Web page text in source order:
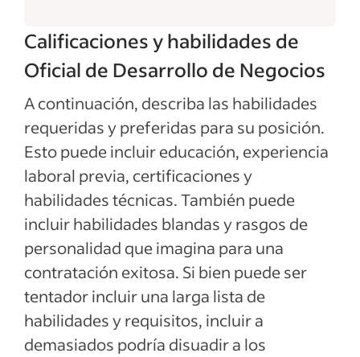
Calificaciones y habilidades de
Oficial de Desarrollo de Negocios
A continuación, describa las habilidades
requeridas y preferidas para su posición.
Esto puede incluir educación, experiencia
laboral previa, certificaciones y
habilidades técnicas. También puede
incluir habilidades blandas y rasgos de
personalidad que imagina para una
contratación exitosa. Si bien puede ser
tentador incluir una larga lista de
habilidades y requisitos, incluir a
demasiados podría disuadir a los